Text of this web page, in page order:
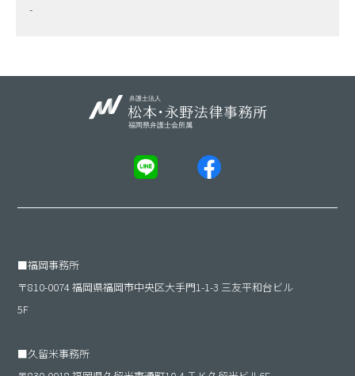
-
■福岡事務所
〒810-0074 福岡県福岡市中央区大手門1-1-3 三友平和台ビル
5F
■久留米事務所